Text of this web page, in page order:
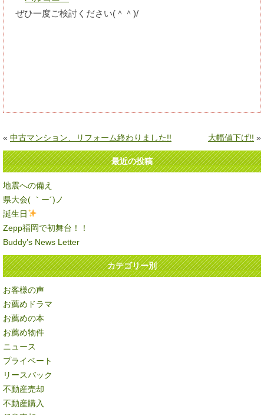
ぜひ一度ご検討ください(＾＾)/
« 中古マンション、リフォーム終わりました!! 大幅値下げ!! »
最近の投稿
地震への備え
県大会( ｀ー´)ノ
誕生日
Zepp福岡で初舞台！！
Buddy’s News Letter
カテゴリー別
お客様の声
お薦めドラマ
お薦めの本
お薦め物件
ニュース
プライベート
リースバック
不動産売却
不動産購入